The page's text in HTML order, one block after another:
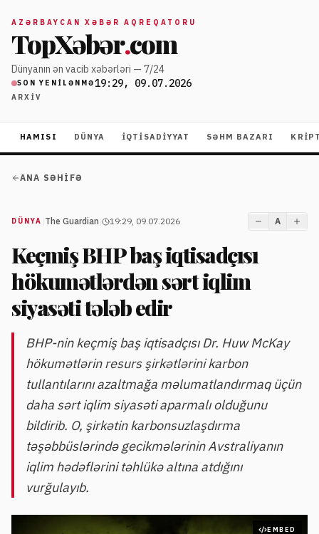
AZƏRBAYCAN XƏBƏR AQREQATORU
TopXəbər.com
Dünyanın ən vacib xəbərləri — 7/24
SON YENILƏNMƏ19:29, 09.07.2026
ARXIV
HAMISI DÜNYA İQTISADIYYAT SƏHM BAZARI
ANA SƏHIFƏ
DÜNYA The Guardian 19:29, 09.07.2026 A
Keçmiş BHP baş iqtisadçısı
hökumətlərdən sərt iqlim
siyasəti tələb edir
BHP-nin keçmiş baş iqtisadçısı Dr. Huw McKay
hökumətlərin resurs şirkətlərini karbon
tullantılarını azaltmağa məlumatlandırmaq üçün
daha sərt iqlim siyasəti aparmalı olduğunu
bildirib. O, şirkətin karbonsuzlaşdırma
təşəbbüslərində gecikmələrinin Avstraliyanın
iqlim hədəflərini təhlükə altına atdığını
vurğulayıb.
EMBED